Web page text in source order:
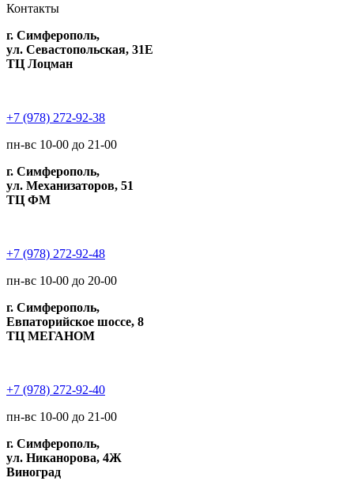
Контакты
г. Симферополь,
ул. Севастопольская, 31Е
ТЦ Лоцман
+7 (978) 272-92-38
пн-вс 10-00 до 21-00
г. Симферополь,
ул. Механизаторов, 51
ТЦ ФМ
+7 (978) 272-92-48
пн-вс 10-00 до 20-00
г. Симферополь,
Евпаторийское шоссе, 8
ТЦ МЕГАНОМ
+7 (978) 272-92-40
пн-вс 10-00 до 21-00
г. Симферополь,
ул. Никанорова, 4Ж
Виноград